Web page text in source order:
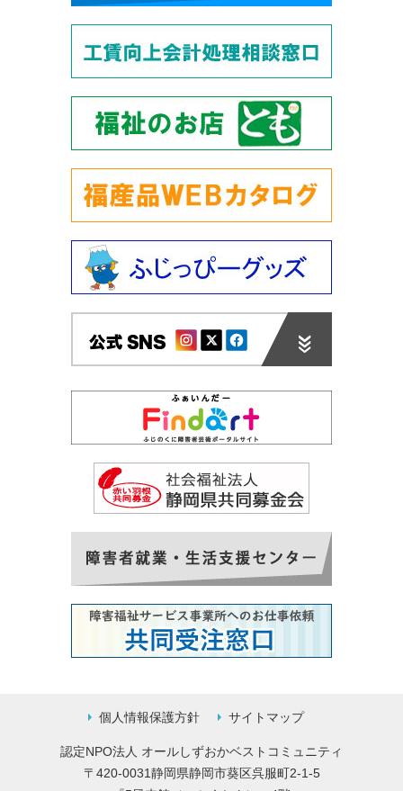
個人情報保護方針 サイトマップ
認定NPO法人 オールしずおかベストコミュニティ
〒420-0031静岡県静岡市葵区呉服町2-1-5